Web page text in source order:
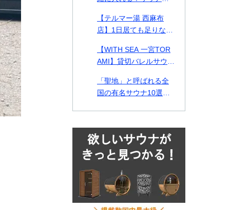
や男女で使える施設も
紹介
紹介！
【テルマー湯 西麻布
店】1日居ても足りない
をとっても高クオリテ
ィな西麻布テルマー湯
を徹底解剖！
【WITH SEA 一宮TOR
AMI】貸切バレルサウナ
一宮TORAMIで海とサ
ウナを味わう
「聖地」と呼ばれる全
国の有名サウナ10選！
ナランキングも各年ま
とめ！